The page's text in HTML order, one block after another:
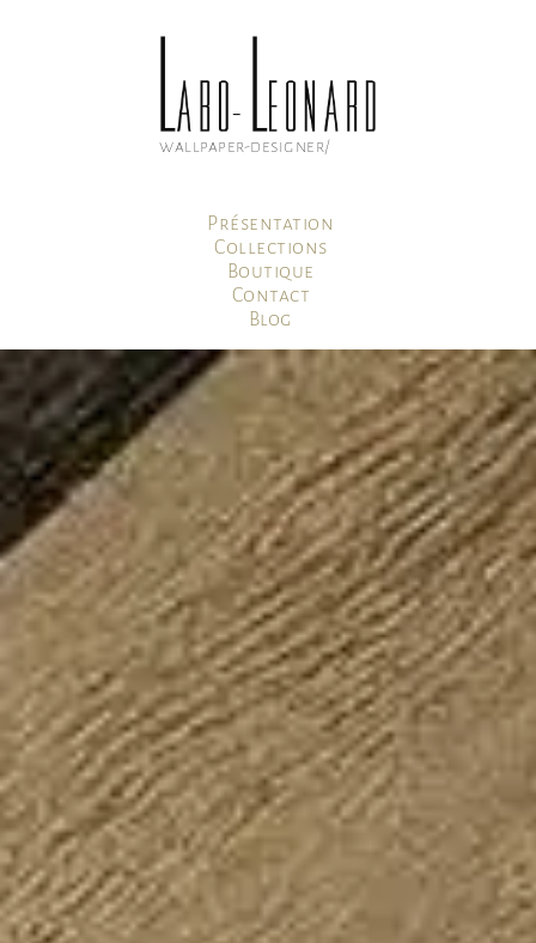
wallpaper-designer/
Présentation
Collections
Boutique
Contact
Blog
Panier